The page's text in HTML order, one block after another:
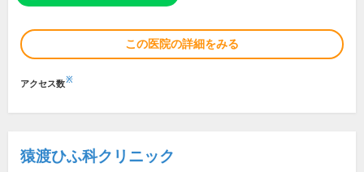
この医院の詳細をみる
アクセス数※
猿渡ひふ科クリニック